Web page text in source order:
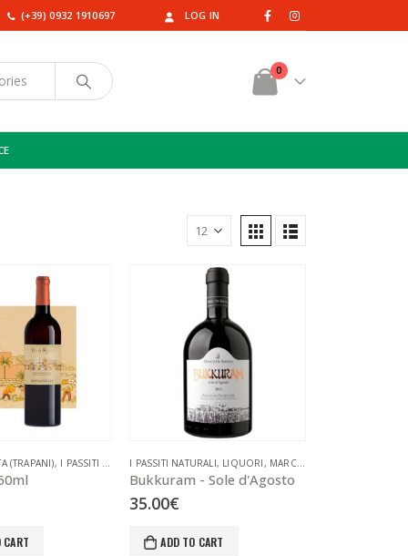
(+39) 0932 1910697 LOG IN
0
,VINI LIQUOROSI
(TRAPANI), I PASSITI NATURALI ,LIQUORI,VINI LIQUOROSI
CART
I PASSITI NATURALI, LIQUORI , MARCO DE BARTOLI (TRAPANI)
Bukkuram - Sole d'Agosto
35.00€
ADD TO CART